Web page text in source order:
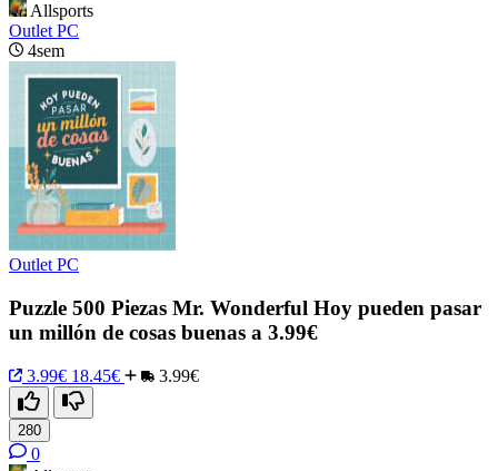
Allsports
Outlet PC
4sem
Outlet PC
Puzzle 500 Piezas Mr. Wonderful Hoy pueden pasar
un millón de cosas buenas a 3.99€
3.99€ 18.45€ 3.99€
280
0